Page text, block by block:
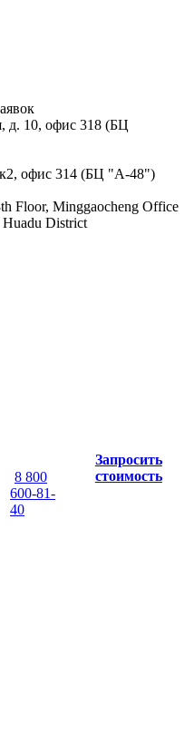
д. 10, офис 318 (БЦ
офис 314 (БЦ "А-48")
Floor, Minggaocheng Office
District
8 800
600-81-
40
Запросить
стоимость